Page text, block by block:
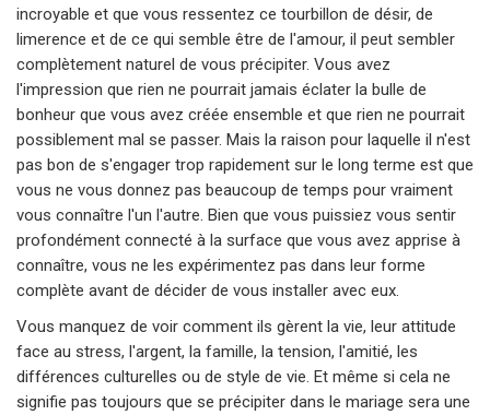
incroyable et que vous ressentez ce tourbillon de désir, de
limerence et de ce qui semble être de l'amour, il peut sembler
complètement naturel de vous précipiter. Vous avez
l'impression que rien ne pourrait jamais éclater la bulle de
bonheur que vous avez créée ensemble et que rien ne pourrait
possiblement mal se passer. Mais la raison pour laquelle il n'est
pas bon de s'engager trop rapidement sur le long terme est que
vous ne vous donnez pas beaucoup de temps pour vraiment
vous connaître l'un l'autre. Bien que vous puissiez vous sentir
profondément connecté à la surface que vous avez apprise à
connaître, vous ne les expérimentez pas dans leur forme
complète avant de décider de vous installer avec eux.
Vous manquez de voir comment ils gèrent la vie, leur attitude
face au stress, l'argent, la famille, la tension, l'amitié, les
différences culturelles ou de style de vie. Et même si cela ne
signifie pas toujours que se précipiter dans le mariage sera une